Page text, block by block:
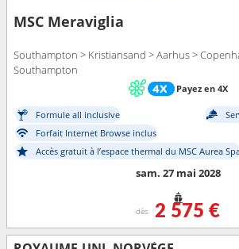
MSC Meraviglia
Southampton > Kristiansand > Aarhus >
Southampton
Payez en 4X
Formule all inclusive
Forfait Internet Browse inclus
Accès gratuit à l’espace thermal du MSC Aurea
sam. 27 mai 2028
dès 2 575 €